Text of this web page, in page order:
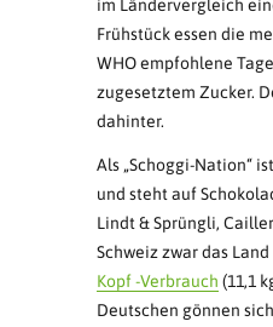
im Ländervergleich
Frühstück essen die
WHO empfohlene
zugesetztem Zucker.
dahinter.
Als „Schoggi-Nation“
und steht auf
Lindt & Sprüngli,
Schweiz zwar das
Kopf -Verbrauch (11,1
Deutschen gönnen